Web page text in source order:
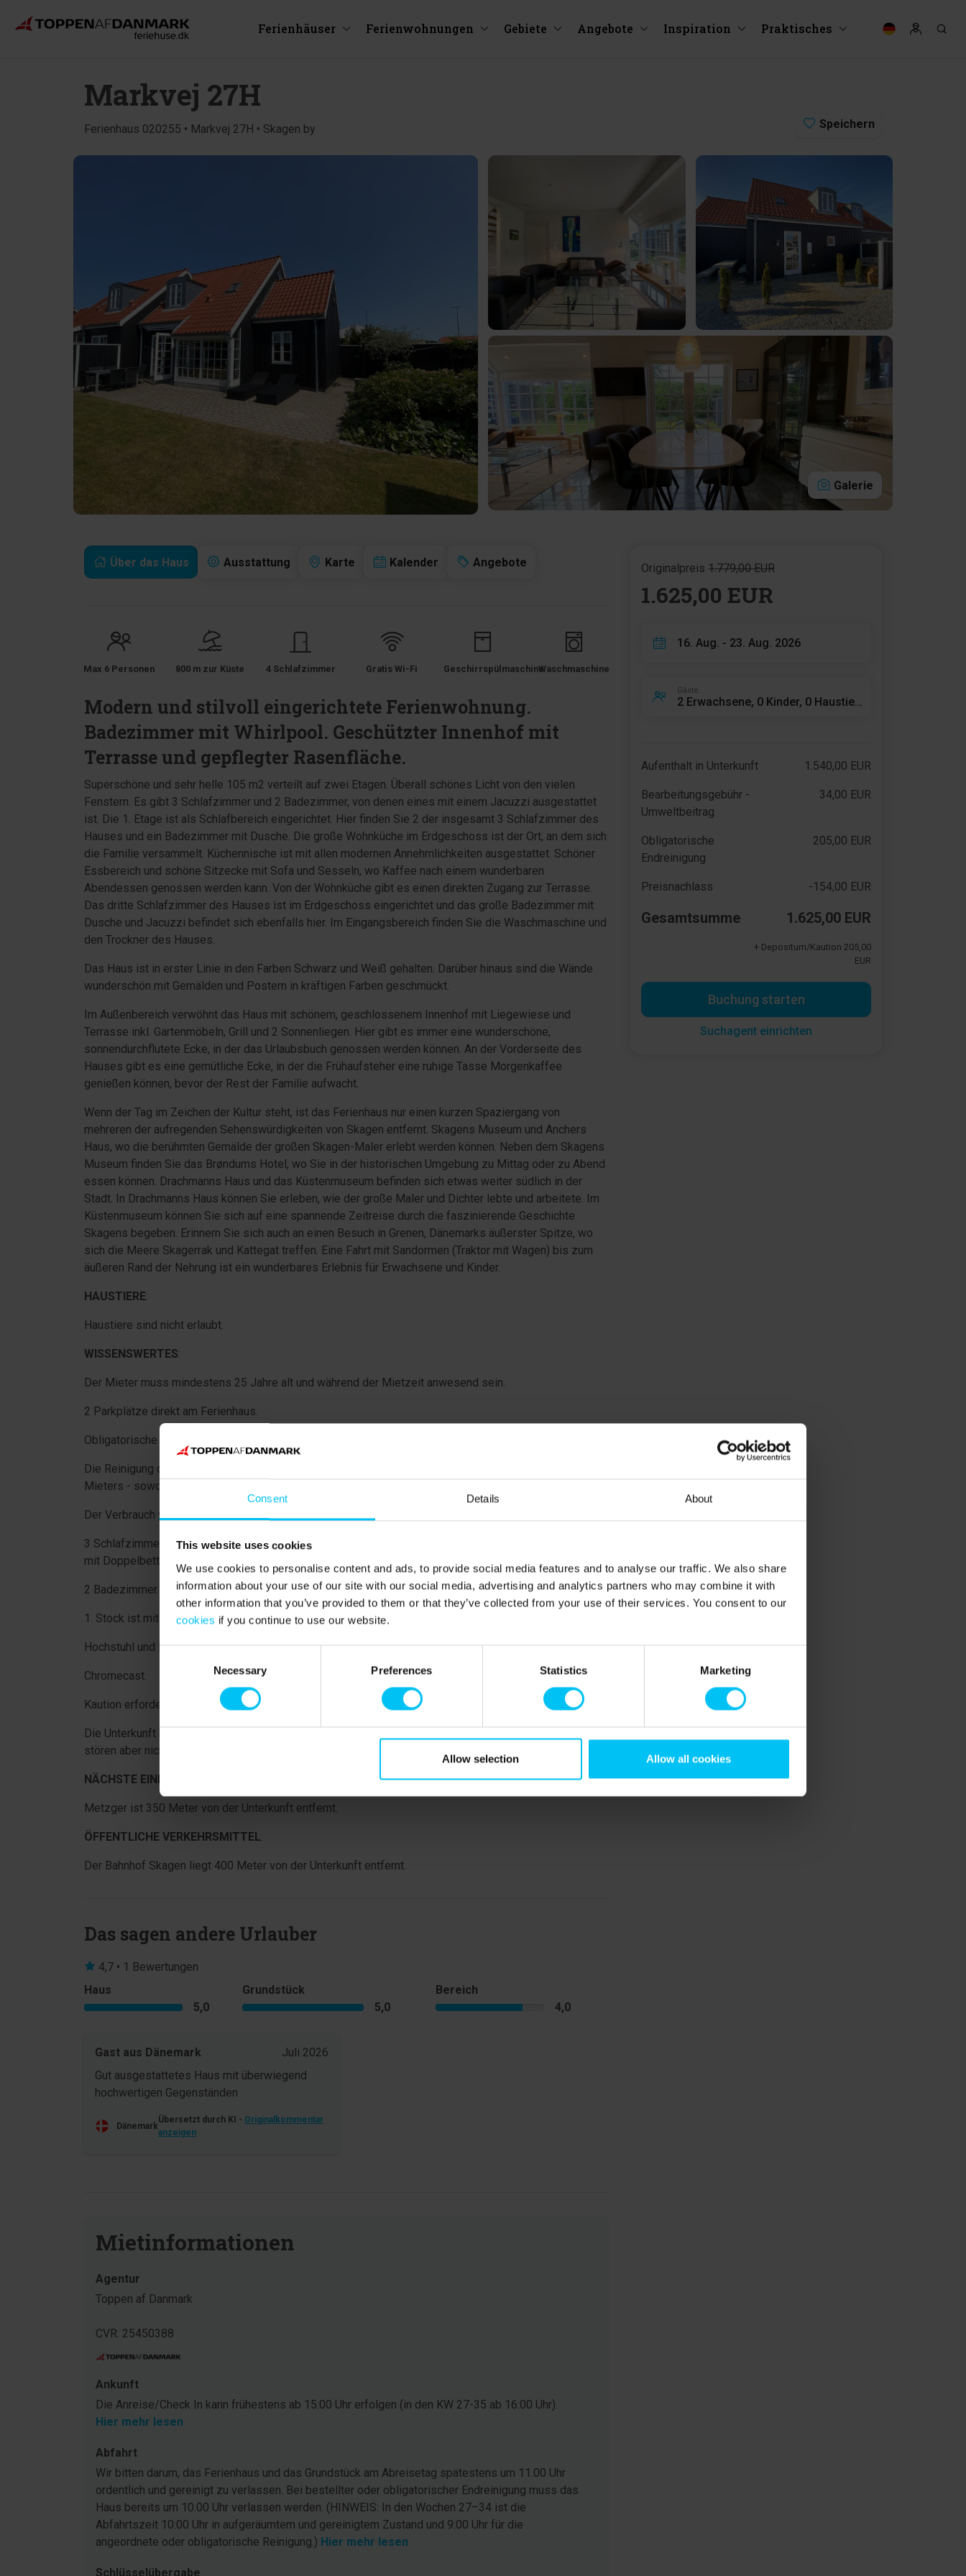
Consent Details About
This website uses cookies
We use cookies to personalise content and ads, to provide social media features and to analyse our traffic. We also share
information about your use of our site with our social media, advertising and analytics partners who may combine it with
other information that you’ve provided to them or that they’ve collected from your use of their services. You consent to our
cookies if you continue to use our website.
Necessary Preferences Statistics Marketing
Allow selection Allow all cookies
Ferienhäuser Ferienwohnungen Gebiete Angebote Inspiration Praktisches
Markvej 27H
Ferienhaus 020255 • Markvej 27H • Skagen by Speichern
Galerie
Über das Haus Ausstattung Karte Kalender Angebote
Max 6 Personen 800 m zur Küste 4 Schlafzimmer Gratis Wi-Fi GeschirrspülmaschineWaschmaschine
Modern und stilvoll eingerichtete Ferienwohnung.
Badezimmer mit Whirlpool. Geschützter Innenhof mit
Terrasse und gepflegter Rasenfläche.
Superschöne und sehr helle 105 m2 verteilt auf zwei Etagen. Überall schönes Licht von den vielen
Fenstern. Es gibt 3 Schlafzimmer und 2 Badezimmer, von denen eines mit einem Jacuzzi ausgestattet
ist. Die 1. Etage ist als Schlafbereich eingerichtet. Hier finden Sie 2 der insgesamt 3 Schlafzimmer des
Hauses und ein Badezimmer mit Dusche. Die große Wohnküche im Erdgeschoss ist der Ort, an dem sich
die Familie versammelt. Küchennische ist mit allen modernen Annehmlichkeiten ausgestattet. Schöner
Essbereich und schöne Sitzecke mit Sofa und Sesseln, wo Kaffee nach einem wunderbaren
Abendessen genossen werden kann. Von der Wohnküche gibt es einen direkten Zugang zur Terrasse.
Das dritte Schlafzimmer des Hauses ist im Erdgeschoss eingerichtet und das große Badezimmer mit
Dusche und Jacuzzi befindet sich ebenfalls hier. Im Eingangsbereich finden Sie die Waschmaschine und
den Trockner des Hauses.
Das Haus ist in erster Linie in den Farben Schwarz und Weiß gehalten. Darüber hinaus sind die Wände
wunderschön mit Gemälden und Postern in kräftigen Farben geschmückt.
Im Außenbereich verwöhnt das Haus mit schönem, geschlossenem Innenhof mit Liegewiese und
Terrasse inkl. Gartenmöbeln, Grill und 2 Sonnenliegen. Hier gibt es immer eine wunderschöne,
sonnendurchflutete Ecke, in der das Urlaubsbuch genossen werden können. An der Vorderseite des
Hauses gibt es eine gemütliche Ecke, in der die Frühaufsteher eine ruhige Tasse Morgenkaffee
genießen können, bevor der Rest der Familie aufwacht.
Wenn der Tag im Zeichen der Kultur steht, ist das Ferienhaus nur einen kurzen Spaziergang von
mehreren der aufregenden Sehenswürdigkeiten von Skagen entfernt. Skagens Museum und Anchers
Haus, wo die berühmten Gemälde der großen Skagen-Maler erlebt werden können. Neben dem Skagens
Museum finden Sie das Brøndums Hotel, wo Sie in der historischen Umgebung zu Mittag oder zu Abend
essen können. Drachmanns Haus und das Küstenmuseum befinden sich etwas weiter südlich in der
Stadt. In Drachmanns Haus können Sie erleben, wie der große Maler und Dichter lebte und arbeitete. Im
Küstenmuseum können Sie sich auf eine spannende Zeitreise durch die faszinierende Geschichte
Skagens begeben. Erinnern Sie sich auch an einen Besuch in Grenen, Dänemarks äußerster Spitze, wo
sich die Meere Skagerrak und Kattegat treffen. Eine Fahrt mit Sandormen (Traktor mit Wagen) bis zum
äußeren Rand der Nehrung ist ein wunderbares Erlebnis für Erwachsene und Kinder.
HAUSTIERE:
Haustiere sind nicht erlaubt.
WISSENSWERTES:
Der Mieter muss mindestens 25 Jahre alt und während der Mietzeit anwesend sein.
2 Parkplätze direkt am Ferienhaus.
Obligatorische Endreinigung.
Die Reinigung der Gartengrills ist nicht im Preis inbegriffen und obliegt in der Verantwortung des
Mieters - sowohl für die obligatorische als auch für die bestellte Endreinigung.
Der Verbrauch wird abgelesen. Bezahlung nach Lesung.
3 Schlafzimmer: Schlafzimmer im Erdgeschoss mit Doppelbett 180 x 200 cm. Schlafzimmer im 1. Stock
mit Doppelbett 180 x 200 cm. Schlafzimmer im 1. Stock mit 2 Einzelbetten 90 x 200 cm.
2 Badezimmer. Eines mit Jacuzzi ausgestattet.
1. Stock ist mit schrägen Wänden ausgestattet.
Hochstuhl und Kinderbett verfügbar.
Chromecast.
Kaution erforderlich.
Die Unterkunft befindet sich in der Nähe des Bahnhofs Skagen. Die Züge sind von Zeit zu Zeit zu hören,
stören aber nicht. Nachts fahren keine Züge.
NÄCHSTE EINKAUFSMÖGLICHKEIT
Metzger ist 350 Meter von der Unterkunft entfernt.
ÖFFENTLICHE VERKEHRSMITTEL:
Der Bahnhof Skagen liegt 400 Meter von der Unterkunft entfernt.
Das sagen andere Urlauber
4,7 • 1 Bewertungen
Haus
5,0
Grundstück
5,0
Bereich
4,0
Gast aus Dänemark
Juli 2026
Gut ausgestattetes Haus mit überwiegend
hochwertigen Gegenständen
Dänemark
Übersetzt durch KI - Originalkommentar
anzeigen
Mietinformationen
Agentur
Toppen af Danmark
CVR: 25450388
Ankunft
Die Anreise/Check In kann frühestens ab 15:00 Uhr erfolgen (in den KW 27-35 ab 16:00 Uhr).
Hier mehr lesen
Abfahrt
Wir bitten darum, das Ferienhaus und das Grundstück am Abreisetag spätestens um 11.00 Uhr
ordentlich und gereinigt zu verlassen. Bei bestellter oder obligatorischer Endreinigung muss das
Haus bereits um 10.00 Uhr verlassen werden. (HINWEIS: In den Wochen 27–34 ist die
Abfahrtszeit 10:00 Uhr in aufgeräumtem und gereinigtem Zustand und 9:00 Uhr für die
angeordnete oder obligatorische Reinigung.) Hier mehr lesen
Schlüsselübergabe
Originalpreis 1.779,00 EUR
1.625,00 EUR
16. Aug. - 23. Aug. 2026
Gäste
Aufenthalt in Unterkunft 1.540,00 EUR
Bearbeitungsgebühr -
Umweltbeitrag
34,00 EUR
Obligatorische
Endreinigung
205,00 EUR
Preisnachlass -154,00 EUR
Gesamtsumme 1.625,00 EUR
+ Depositum/Kaution 205,00
EUR
Buchung starten
Suchagent einrichten